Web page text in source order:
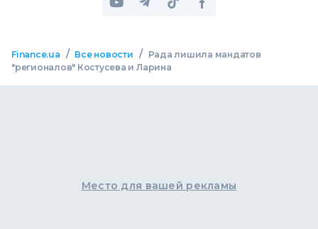
Finance.ua / Все новости /
Рада лишила мандатов
"регионалов" Костусева и Ларина
Место для вашей рекламы